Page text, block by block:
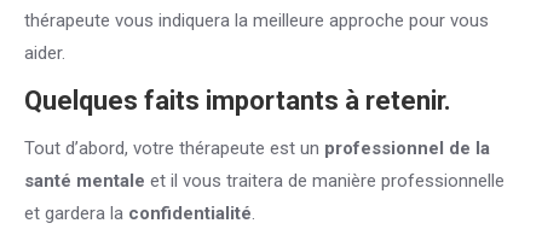
thérapeute vous indiquera la meilleure approche pour vous
aider.
Quelques faits importants à retenir.
Tout d’abord, votre thérapeute est un professionnel de la
santé mentale et il vous traitera de manière professionnelle
et gardera la confidentialité.